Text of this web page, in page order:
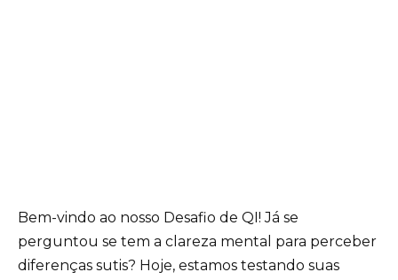
Bem-vindo ao nosso Desafio de QI! Já se
perguntou se tem a clareza mental para perceber
diferenças sutis? Hoje, estamos testando suas